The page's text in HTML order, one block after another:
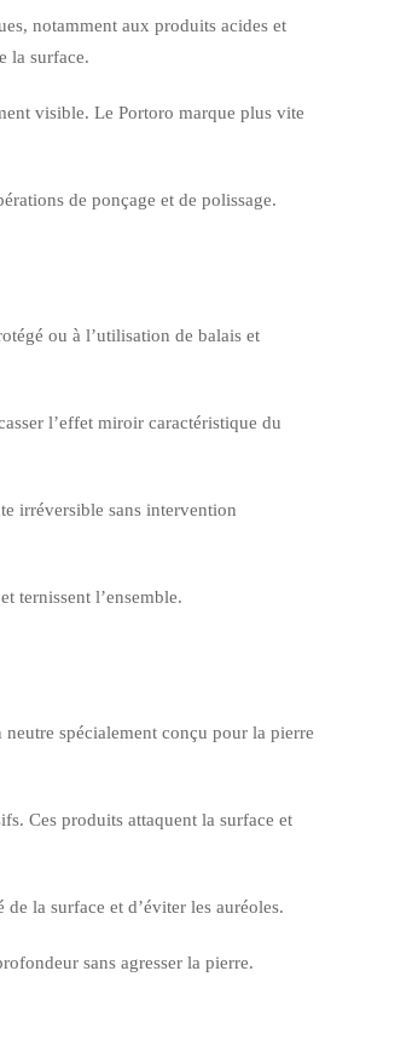
notamment aux produits acides et
la surface.
visible. Le Portoro marque plus vite
de ponçage et de polissage.
ou à l’utilisation de balais et
l’effet miroir caractéristique du
irréversible sans intervention
ternissent l’ensemble.
spécialement conçu pour la pierre
Ces produits attaquent la surface et
la surface et d’éviter les auréoles.
sans agresser la pierre.